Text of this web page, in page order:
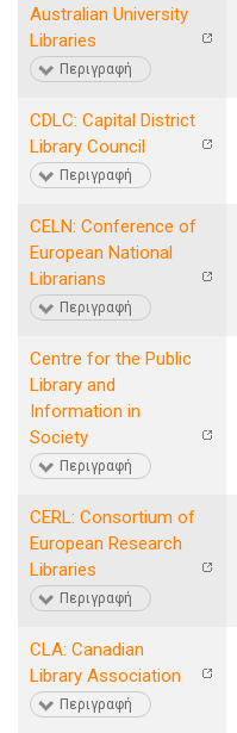
Australian University
Libraries
Περιγραφή
CDLC: Capital District
Library Council
Περιγραφή
CELN: Conference of
European National
Librarians
Περιγραφή
Centre for the Public
Library and
Information in
Society
Περιγραφή
CERL: Consortium of
European Research
Libraries
Περιγραφή
CLA: Canadian
Library Association
Περιγραφή